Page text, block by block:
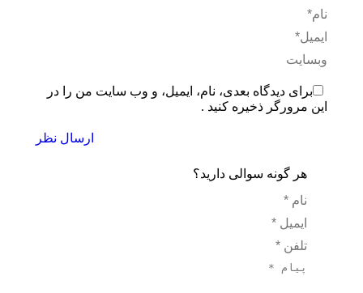
نام *
ایمیل *
وبسایت
برای دیدگاه بعدی، نام، ایمیل، و وب سایت من را در
این مرورگر ذخیره کنید .
ارسال نظر
هر گونه سوالی دارید؟
نام *
ایمیل *
تلفن *
پیام *